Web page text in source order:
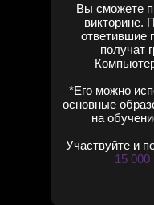
Вы сможете
викторине.
ответившие
получат
*Его можно
основные
на
Участвуйте и
15 000